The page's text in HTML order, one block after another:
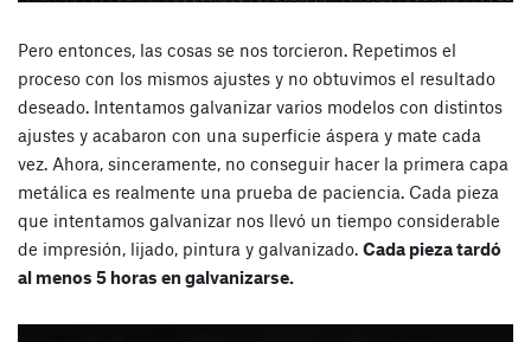
Pero entonces, las cosas se nos torcieron. Repetimos el
proceso con los mismos ajustes y no obtuvimos el resultado
deseado. Intentamos galvanizar varios modelos con distintos
ajustes y acabaron con una superficie áspera y mate cada
vez. Ahora, sinceramente, no conseguir hacer la primera capa
metálica es realmente una prueba de paciencia. Cada pieza
que intentamos galvanizar nos llevó un tiempo considerable
de impresión, lijado, pintura y galvanizado. Cada pieza tardó
al menos 5 horas en galvanizarse.